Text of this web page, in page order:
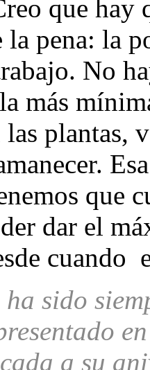
que hay
la pena: la
No
más
plantas,
que
dar el
cuando
sido
a su